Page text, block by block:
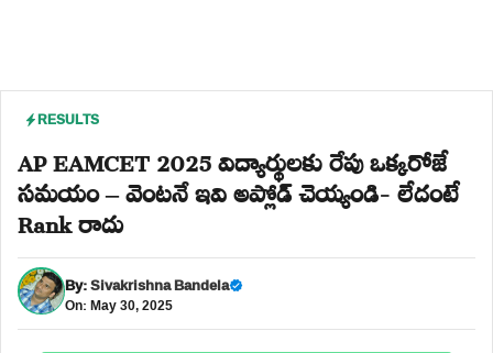
RESULTS
AP EAMCET 2025 విద్యార్థులకు రేపు ఒక్కరోజే
సమయం – వెంటనే ఇవి అప్లోడ్ చెయ్యండి- లేదంటే
Rank రాదు
By:Sivakrishna Bandela
On: May 30, 2025